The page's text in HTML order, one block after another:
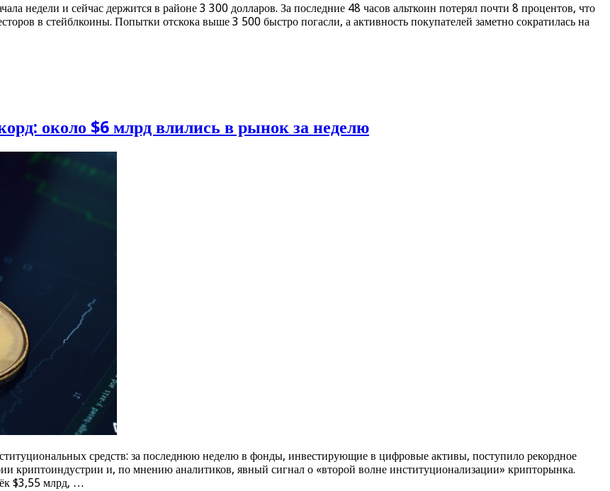
недели и сейчас держится в районе 3 300 долларов. За последние 48 часов альткоин потерял почти 8 процентов, что
в стейблкоины. Попытки отскока выше 3 500 быстро погасли, а активность покупателей заметно сократилась на
около $6 млрд влились в рынок за неделю
средств: за последнюю неделю в фонды, инвестирующие в цифровые активы, поступило рекордное
криптоиндустрии и, по мнению аналитиков, явный сигнал о «второй волне институционализации» крипторынка.
$3,55 млрд, …